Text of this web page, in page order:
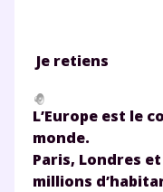
Je retiens
L’Europe est le
monde.
Paris, Londres
millions